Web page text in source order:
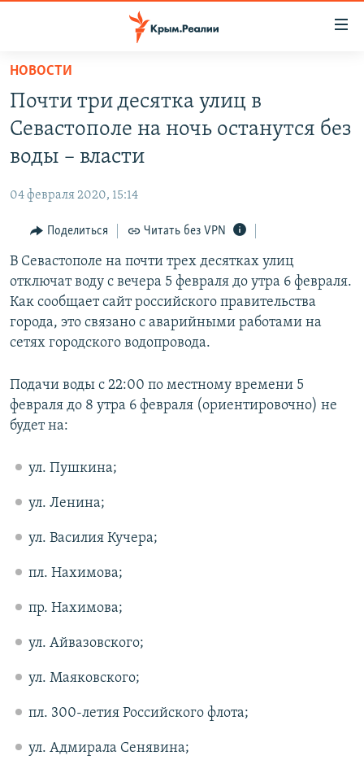
Вернуться
основному
содержанию
главной
навигации
Вернутся
поиску
СПЕЦПРОЕКТЫ
11 ЛЕТ ОККУПАЦИИ КРЫМА. 11 ИСТОРИЙ СОПРОТИВЛЕНИЯ
ЕЩЕ
ИНТЕРАКТИВ
ИНФОГРАФИКА
ТЕЛЕПРОЕКТ КРЫМ.РЕАЛИИ
СОВЕТЫ ПРАВОЗАЩИТНИКОВ
ПРОПАВШИЕ БЕЗ ВЕСТИ
ПОБЕДИТЕЛЕЙ НЕ СУДЯТ?
КРЫМ.НЕПОКОРЕННЫЙ
УКРАИНСКАЯ ПРОБЛЕМА КРЫМА
РАДІО СВОБОДА
КАК ОБОЙТИ БЛОКИРОВКУ
Українською
Qırımtatar
ПРИСОЕДИНЯЙТЕСЬ!
НОВОСТИ
Почти три десятка улиц в
Севастополе на ночь останутся без
воды – власти
04 февраля 2020, 15:14
Поделиться Читать без VPN
В Севастополе на почти трех десятках улиц
отключат воду с вечера 5 февраля до утра 6 февраля.
Как сообщает сайт российского правительства
города, это связано с аварийными работами на
сетях городского водопровода.
Подачи воды с 22:00 по местному времени 5
февраля до 8 утра 6 февраля (ориентировочно) не
будет на:
ул. Пушкина;
ул. Ленина;
ул. Василия Кучера;
пл. Нахимова;
пр. Нахимова;
ул. Айвазовского;
ул. Маяковского;
пл. 300-летия Российского флота;
ул. Адмирала Сенявина;